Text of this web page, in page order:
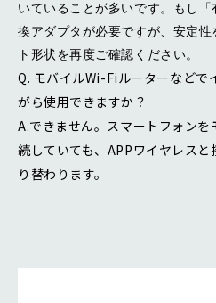
いていることが多いです。もし
換アダプタが必要ですが、安定
ト形状を再度ご確認ください。
Q. モバイルWi-Fiルーターなどで
がら使用できますか？
A.できません。スマートフォン
続していても、APPワイヤレス
り替わります。